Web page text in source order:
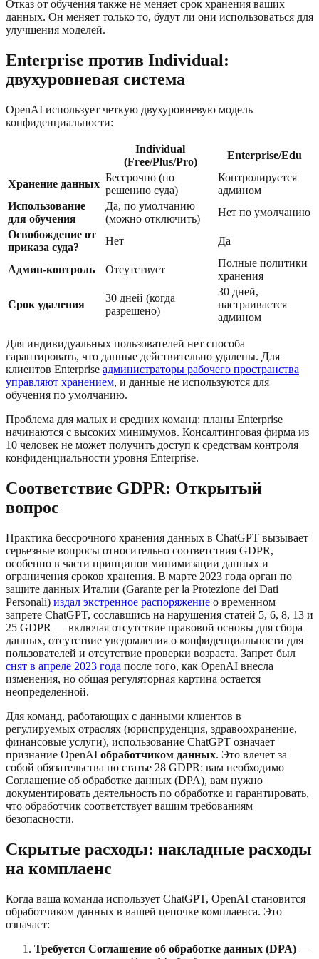
Отказ от обучения также не меняет срок хранения ваших
данных. Он меняет только то, будут ли они использоваться для
улучшения моделей.
Enterprise против Individual:
двухуровневая система
OpenAI использует четкую двухуровневую модель
конфиденциальности:
Individual
(Free/Plus/Pro)
Enterprise/Edu
Хранение данных
Бессрочно (по
решению суда)
Контролируется
админом
Использование
для обучения
Да, по умолчанию
(можно отключить)
Нет по умолчанию
Освобождение от
приказа суда?
Нет Да
Админ-контроль Отсутствует
Полные политики
хранения
Срок удаления
30 дней (когда
разрешено)
30 дней,
настраивается
админом
Для индивидуальных пользователей нет способа
гарантировать, что данные действительно удалены. Для
клиентов Enterprise администраторы рабочего пространства
управляют хранением, и данные не используются для
обучения по умолчанию.
Проблема для малых и средних команд: планы Enterprise
начинаются с высоких минимумов. Консалтинговая фирма из
10 человек не может получить доступ к средствам контроля
конфиденциальности уровня Enterprise.
Соответствие GDPR: Открытый
вопрос
Практика бессрочного хранения данных в ChatGPT вызывает
серьезные вопросы относительно соответствия GDPR,
особенно в части принципов минимизации данных и
ограничения сроков хранения. В марте 2023 года орган по
защите данных Италии (Garante per la Protezione dei Dati
Personali) издал экстренное распоряжение о временном
запрете ChatGPT, сославшись на нарушения статей 5, 6, 8, 13 и
25 GDPR — включая отсутствие правовой основы для сбора
данных, отсутствие уведомления о конфиденциальности для
пользователей и отсутствие проверки возраста. Запрет был
снят в апреле 2023 года после того, как OpenAI внесла
изменения, но общая регуляторная картина остается
неопределенной.
Для команд, работающих с данными клиентов в
регулируемых отраслях (юриспруденция, здравоохранение,
финансовые услуги), использование ChatGPT означает
признание OpenAI обработчиком данных. Это влечет за
собой обязательства по статье 28 GDPR: вам необходимо
Соглашение об обработке данных (DPA), вам нужно
документировать деятельность по обработке и гарантировать,
что обработчик соответствует вашим требованиям
безопасности.
Скрытые расходы: накладные расходы
на комплаенс
Когда ваша команда использует ChatGPT, OpenAI становится
обработчиком данных в вашей цепочке комплаенса. Это
означает:
Требуется Соглашение об обработке данных (DPA) —